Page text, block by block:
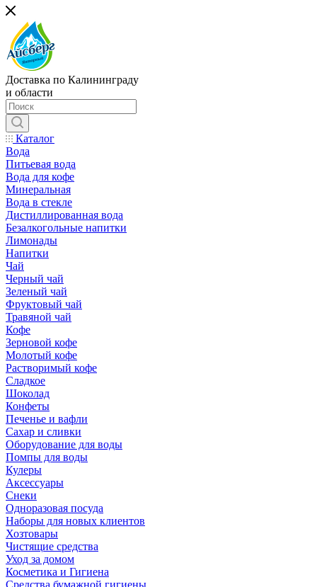
Доставка по Калининграду
и области
Каталог
Вода
Питьевая вода
Вода для кофе
Минеральная
Вода в стекле
Дистиллированная вода
Безалкогольные напитки
Лимонады
Напитки
Чай
Черный чай
Зеленый чай
Фруктовый чай
Травяной чай
Кофе
Зерновой кофе
Молотый кофе
Растворимый кофе
Сладкое
Шоколад
Конфеты
Печенье и вафли
Сахар и сливки
Оборудование для воды
Помпы для воды
Кулеры
Аксессуары
Снеки
Одноразовая посуда
Наборы для новых клиентов
Хозтовары
Чистящие средства
Уход за домом
Косметика и Гигиена
Средства бумажной гигиены